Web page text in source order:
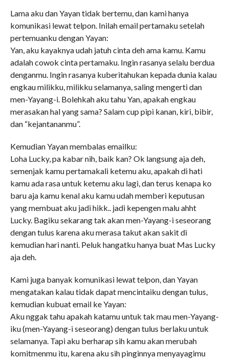
Lama aku dan Yayan tidak bertemu, dan kami hanya
komunikasi lewat telpon. Inilah email pertamaku setelah
pertemuanku dengan Yayan:
Yan, aku kayaknya udah jatuh cinta deh ama kamu. Kamu
adalah cowok cinta pertamaku. Ingin rasanya selalu berdua
denganmu. Ingin rasanya kuberitahukan kepada dunia kalau
engkau milikku, milikku selamanya, saling mengerti dan
men-Yayang-i. Bolehkah aku tahu Yan, apakah engkau
merasakan hal yang sama? Salam cup pipi kanan, kiri, bibir,
dan “kejantananmu”.
Kemudian Yayan membalas emailku:
Loha Lucky, pa kabar nih, baik kan? Ok langsung aja deh,
semenjak kamu pertamakali ketemu aku, apakah di hati
kamu ada rasa untuk ketemu aku lagi, dan terus kenapa ko
baru aja kamu kenal aku kamu udah memberi keputusan
yang membuat aku jadi hikk.. jadi kepengen malu ahht
Lucky. Bagiku sekarang tak akan men-Yayang-i seseorang
dengan tulus karena aku merasa takut akan sakit di
kemudian hari nanti. Peluk hangatku hanya buat Mas Lucky
aja deh.
Kami juga banyak komunikasi lewat telpon, dan Yayan
mengatakan kalau tidak dapat mencintaiku dengan tulus,
kemudian kubuat email ke Yayan:
Aku nggak tahu apakah katamu untuk tak mau men-Yayang-
iku (men-Yayang-i seseorang) dengan tulus berlaku untuk
selamanya. Tapi aku berharap sih kamu akan merubah
komitmenmu itu, karena aku sih pinginnya menyayagimu